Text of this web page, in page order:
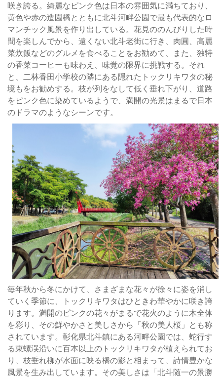
園、
二
林
香
田
小
学
校
の
ト
ッ
リ
キ
ワ
タ
並
木
道
※
開
花
状
況
は
天
候
な
ど
の
影
響
季
節
ト
ッ
ク
リ
キ
ワ
タ
は
ひ
と
き
咲き誇る。綺麗なピンク色は日本の雰囲気に満ちており、
黄色や赤の造園橋とともに北斗河畔公園で最も代表的なロ
マンチック風景を作り出している。花見ののんびりした時
間を楽しんでから、遠くない北斗老街に行き、肉圓、高麗
菜炊飯などのグルメを食べることをお勧めて、また、独特
の香菜コーヒーも味わえ、味覚の限界に挑戦する。それ
と、二林香田小学校の隣にある隠れたトックリキワタの秘
境もをお勧めする。枝が列をなして低く垂れ下がり、道路
をピンク色に染めているようで、満開の光景はまるで日本
のドラマのようなシーンです。
毎年秋から冬にかけて、さまざまな花々が徐々に姿を消し
ていく季節に、トックリキワタはひときわ華やかに咲き誇
ります。満開のピンクの花々がまるで花火のように木全体
を彩り、その鮮やかさと美しさから「秋の美人桜」とも称
されています。彰化県北斗鎮にある河畔公園では、蛇行す
る東螺渓沿いに百本以上のトックリキワタが植えられてお
り、枝垂れ柳が水面に映る橋の影と相まって、詩情豊かな
風景を生み出しています。その美しさは「北斗随一の景勝